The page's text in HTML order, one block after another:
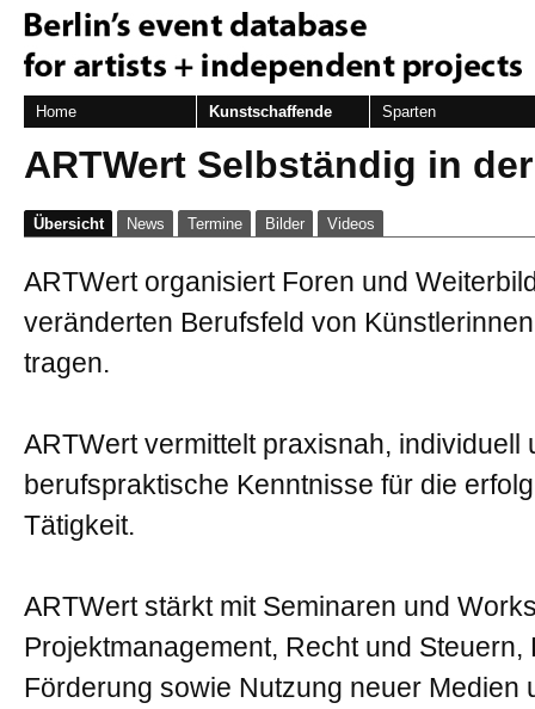
Home Kunstschaffende Sparten
ARTWert Selbständig in
Übersicht News Termine Bilder Videos
ARTWert organisiert Foren und
veränderten Berufsfeld von
tragen.
ARTWert vermittelt praxisnah, individuell
berufspraktische Kenntnisse für die
Tätigkeit.
ARTWert stärkt mit Seminaren und
Projektmanagement, Recht und
Förderung sowie Nutzung neuer Medien